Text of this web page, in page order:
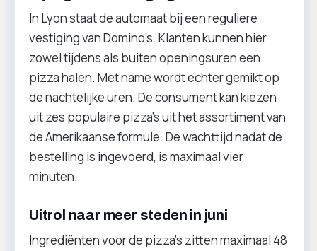
In Lyon staat de automaat bij een reguliere
vestiging van Domino’s. Klanten kunnen hier
zowel tijdens als buiten openingsuren een
pizza halen. Met name wordt echter gemikt op
de nachtelijke uren. De consument kan kiezen
uit zes populaire pizza’s uit het assortiment van
de Amerikaanse formule. De wachttijd nadat de
bestelling is ingevoerd, is maximaal vier
minuten.
Uitrol naar meer steden in juni
Ingrediënten voor de pizza’s zitten maximaal 48